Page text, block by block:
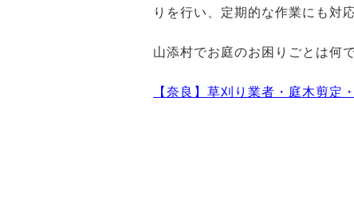
りを行い、定期的な作業にも対
山添村でお庭のお困りごとは何
【奈良】草刈り業者・庭木剪定